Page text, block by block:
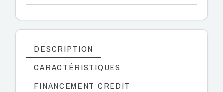
DESCRIPTION
CARACTÉRISTIQUES
FINANCEMENT CREDIT